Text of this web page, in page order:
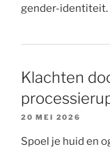
gender-identiteit.
Klachten
20 MEI 2026
Spoel je huid en